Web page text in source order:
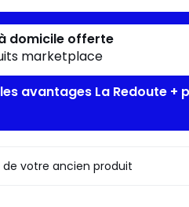
domicile offerte
marketplace
avantages La Redoute +
de votre ancien produit